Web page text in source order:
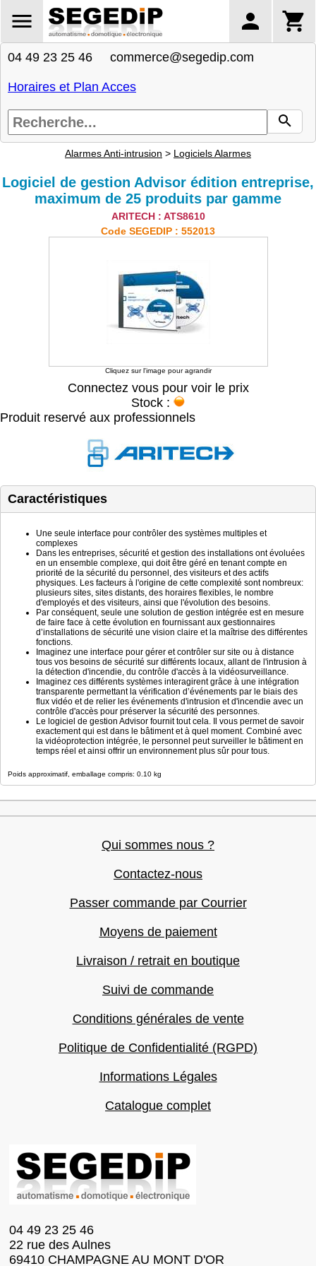
04 49 23 25 46 commerce@segedip.com
Horaires et Plan Acces
Alarmes Anti-intrusion > Logiciels Alarmes
Logiciel de gestion Advisor édition entreprise,
maximum de 25 produits par gamme
ARITECH : ATS8610
Code SEGEDIP : 552013
Cliquez sur l'image pour agrandir
Connectez vous pour voir le prix
Stock :
Produit reservé aux professionnels
Caractéristiques
Une seule interface pour contrôler des systèmes multiples et
complexes
Dans les entreprises, sécurité et gestion des installations ont évoluées
en un ensemble complexe, qui doit être géré en tenant compte en
priorité de la sécurité du personnel, des visiteurs et des actifs
physiques. Les facteurs à l'origine de cette complexité sont nombreux:
plusieurs sites, sites distants, des horaires flexibles, le nombre
d'employés et des visiteurs, ainsi que l'évolution des besoins.
Par conséquent, seule une solution de gestion intégrée est en mesure
de faire face à cette évolution en fournissant aux gestionnaires
d’installations de sécurité une vision claire et la maîtrise des différentes
fonctions.
Imaginez une interface pour gérer et contrôler sur site ou à distance
tous vos besoins de sécurité sur différents locaux, allant de l'intrusion à
la détection d'incendie, du contrôle d'accès à la vidéosurveillance.
Imaginez ces différents systèmes interagirent grâce à une intégration
transparente permettant la vérification d’événements par le biais des
flux vidéo et de relier les événements d'intrusion et d'incendie avec un
contrôle d'accès pour préserver la sécurité des personnes.
Le logiciel de gestion Advisor fournit tout cela. Il vous permet de savoir
exactement qui est dans le bâtiment et à quel moment. Combiné avec
la vidéoprotection intégrée, le personnel peut surveiller le bâtiment en
temps réel et ainsi offrir un environnement plus sûr pour tous.
Poids approximatif, emballage compris: 0.10 kg
Qui sommes nous ?
Contactez-nous
Passer commande par Courrier
Moyens de paiement
Livraison / retrait en boutique
Suivi de commande
Conditions générales de vente
Politique de Confidentialité (RGPD)
Informations Légales
Catalogue complet
04 49 23 25 46
22 rue des Aulnes
69410 CHAMPAGNE AU MONT D'OR